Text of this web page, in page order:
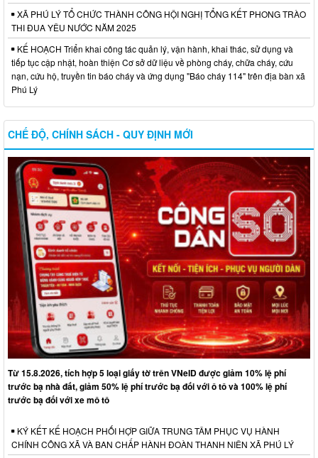
XÃ PHÚ LÝ TỔ CHỨC THÀNH CÔNG HỘI NGHỊ TỔNG KẾT PHONG TRÀO
THI ĐUA YÊU NƯỚC NĂM 2025
KẾ HOẠCH Triển khai công tác quản lý, vận hành, khai thác, sử dụng và
tiếp tục cập nhật, hoàn thiện Cơ sở dữ liệu về phòng cháy, chữa cháy, cứu
nạn, cứu hộ, truyền tin báo cháy và ứng dụng "Báo cháy 114" trên địa bàn xã
Phú Lý
CHẾ ĐỘ, CHÍNH SÁCH - QUY ĐỊNH MỚI
Từ 15.8.2026, tích hợp 5 loại giấy tờ trên VNeID được giảm 10% lệ phí
trước bạ nhà đất, giảm 50% lệ phí trước bạ đối với ô tô và 100% lệ phí
trước bạ đối với xe mô tô
KÝ KẾT KẾ HOẠCH PHỐI HỢP GIỮA TRUNG TÂM PHỤC VỤ HÀNH
CHÍNH CÔNG XÃ VÀ BAN CHẤP HÀNH ĐOÀN THANH NIÊN XÃ PHÚ LÝ